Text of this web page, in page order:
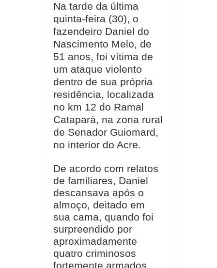
Na tarde da última
quinta-feira (30), o
fazendeiro Daniel do
Nascimento Melo, de
51 anos, foi vítima de
um ataque violento
dentro de sua própria
residência, localizada
no km 12 do Ramal
Catapará, na zona rural
de Senador Guiomard,
no interior do Acre.
De acordo com relatos
de familiares, Daniel
descansava após o
almoço, deitado em
sua cama, quando foi
surpreendido por
aproximadamente
quatro criminosos
fortemente armados.